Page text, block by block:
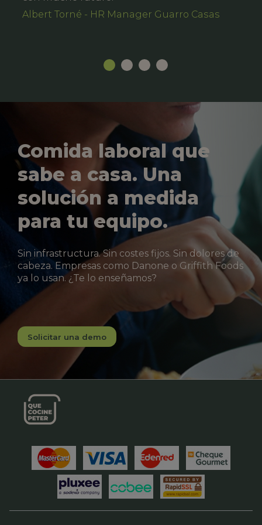
Albert Torné - HR Manager Guarro Casas
Comida laboral que
sabe a casa. Una
solución a medida
para tu equipo.
Sin infrastructura. Sin costes fijos. Sin dolores de
cabeza. Empresas como Danone o Griffith Foods
ya lo usan. ¿Te lo enseñamos?
Solicitar una demo